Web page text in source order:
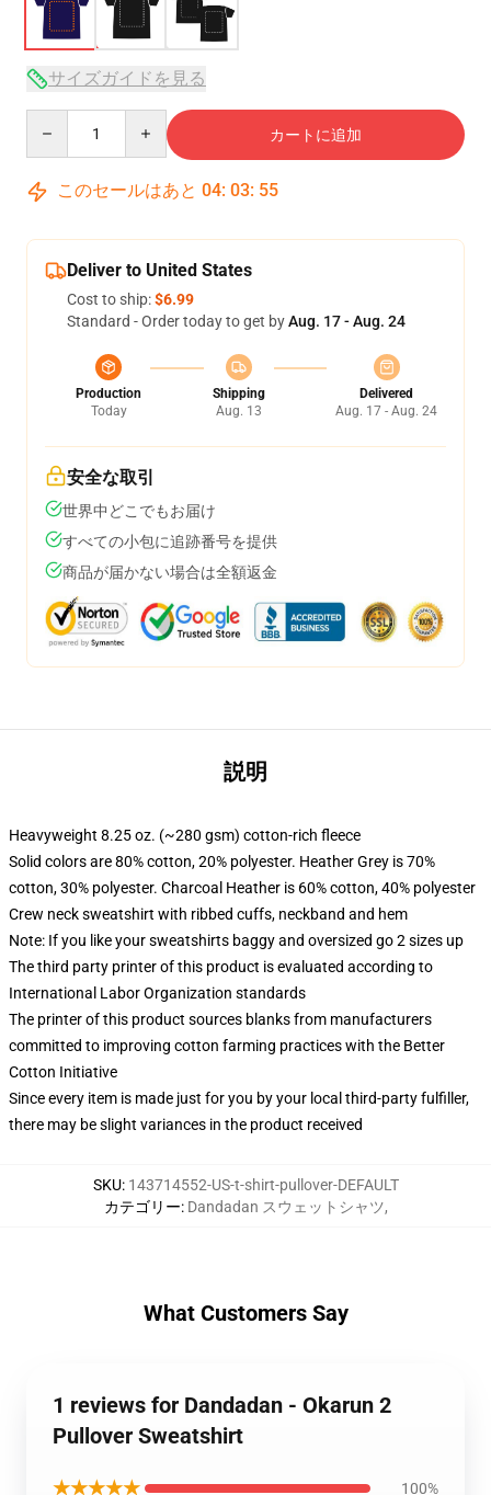
サイズガイドを見る
カートに追加
このセールはあと 04: 03: 54
Deliver to United States
Cost to ship:$6.99
Standard - Order today to get byAug. 17 - Aug. 24
Production
Today
Shipping
Aug. 13
Delivered
Aug. 17 - Aug. 24
安全な取引
世界中どこでもお届け
すべての小包に追跡番号を提供
商品が届かない場合は全額返金
説明
Heavyweight 8.25 oz. (~280 gsm) cotton-rich fleece
Solid colors are 80% cotton, 20% polyester. Heather Grey is 70%
cotton, 30% polyester. Charcoal Heather is 60% cotton, 40% polyester
Crew neck sweatshirt with ribbed cuffs, neckband and hem
Note: If you like your sweatshirts baggy and oversized go 2 sizes up
The third party printer of this product is evaluated according to
International Labor Organization standards
The printer of this product sources blanks from manufacturers
committed to improving cotton farming practices with the Better
Cotton Initiative
Since every item is made just for you by your local third-party fulfiller,
there may be slight variances in the product received
SKU: 143714552-US-t-shirt-pullover-DEFAULT
カテゴリー: Dandadan スウェットシャツ,
What Customers Say
1 reviews for Dandadan - Okarun 2
Pullover Sweatshirt
★★★★★ 100%